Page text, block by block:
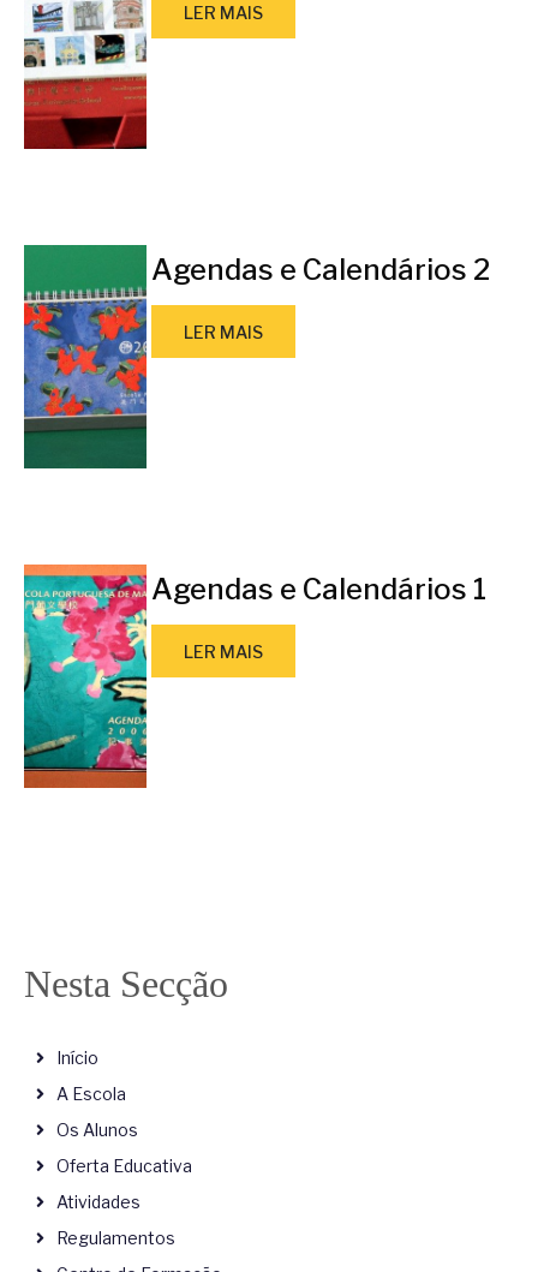
LER MAIS
Agendas e Calendários 2
LER MAIS
Agendas e Calendários 1
LER MAIS
Nesta Secção
Início
A Escola
Os Alunos
Oferta Educativa
Atividades
Regulamentos